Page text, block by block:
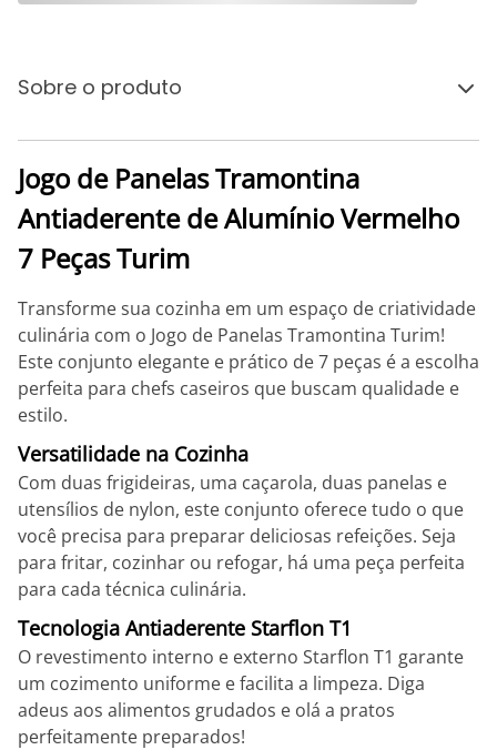
Sobre o produto
Jogo de Panelas Tramontina
Antiaderente de Alumínio Vermelho
7 Peças Turim
Transforme sua cozinha em um espaço de criatividade
culinária com o Jogo de Panelas Tramontina Turim!
Este conjunto elegante e prático de 7 peças é a escolha
perfeita para chefs caseiros que buscam qualidade e
estilo.
Versatilidade na Cozinha
Com duas frigideiras, uma caçarola, duas panelas e
utensílios de nylon, este conjunto oferece tudo o que
você precisa para preparar deliciosas refeições. Seja
para fritar, cozinhar ou refogar, há uma peça perfeita
para cada técnica culinária.
Tecnologia Antiaderente Starflon T1
O revestimento interno e externo Starflon T1 garante
um cozimento uniforme e facilita a limpeza. Diga
adeus aos alimentos grudados e olá a pratos
perfeitamente preparados!